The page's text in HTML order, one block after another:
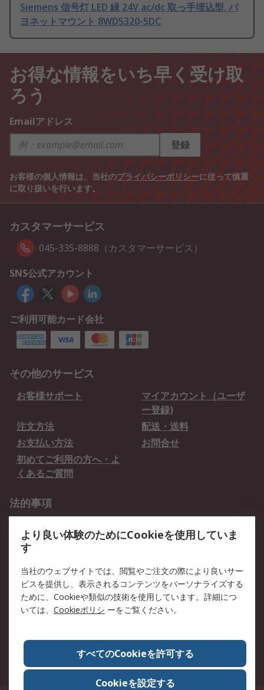
Siemens 信号灯 LED 緑 24V ac/dc 取っ手埋込型, バ
ヨネットマウント 8WD5320-5DC
お得な情報をいち早く受け取
ろう
Emailアドレス
登録
お客様の個人情報は、当社のプライバシーポリシーに従って慎重
に取り扱いを行います。
カスタマーサービス
045-335-8888（カスタマーサービス）
SNS公式アカウント
ご利用可能カード会社
その他のサービス
お客様サポート
マイアカウント（ユーザ
ー登録)
注文方法
配送・送料
お支払い方法
お問合せ
初めてご利用の方へ・よ
くあるご質問
法的事項
クッキーポリシー
RSについて
会社概要
採用情報
プレスリリース＆お知ら
コーポレートサイト
全世界のRS
RSの歴史
ESGへの取り組み（英語）
認証について
より良い体験のためにCookieを使用していま
す
当社のウェブサイトでは、閲覧やご注文の際により良いサー
ビスを提供し、表示されるコンテンツをパーソナライズする
ために、Cookieや類似の技術を使用しています。詳細につ
いては、 Cookieポリシ ーをご覧ください。
すべてのCookieを許可する
Cookieを設定する